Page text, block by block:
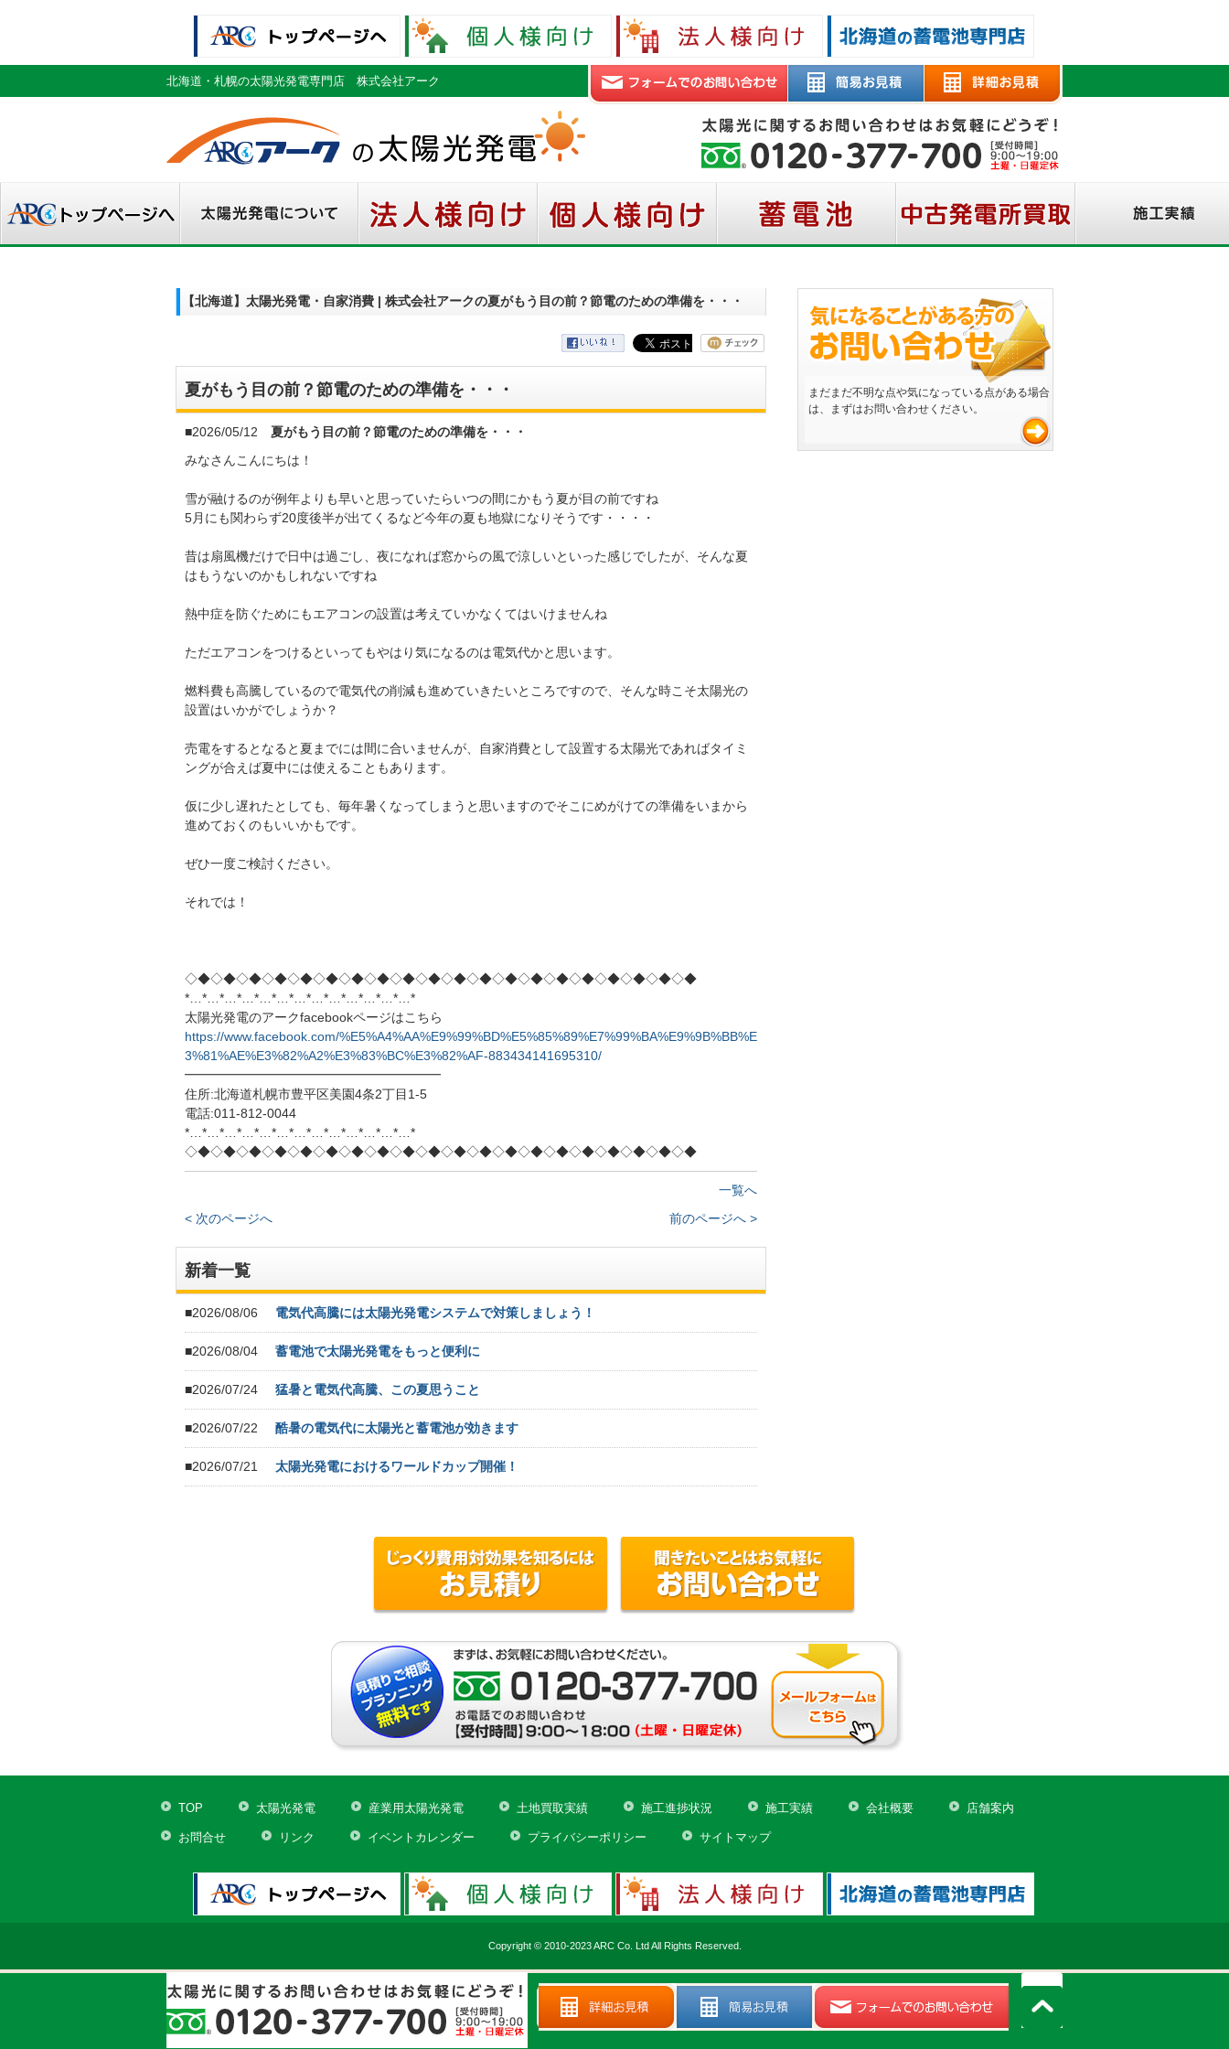
北海道・札幌の太陽光発電専門店 株式会社アーク
【北海道】太陽光発電・自家消費 | 株式会社アークの夏がもう目の前？節電のための準備を・・・
夏がもう目の前？節電のための準備を・・・
■2026/05/12
夏がもう目の前？節電のための準備を・・・
みなさんこんにちは！
雪が融けるのが例年よりも早いと思っていたらいつの間にかもう夏が目の前ですね
5月にも関わらず20度後半が出てくるなど今年の夏も地獄になりそうです・・・・
昔は扇風機だけで日中は過ごし、夜になれば窓からの風で涼しいといった感じでしたが、そんな夏
はもうないのかもしれないですね
熱中症を防ぐためにもエアコンの設置は考えていかなくてはいけませんね
ただエアコンをつけるといってもやはり気になるのは電気代かと思います。
燃料費も高騰しているので電気代の削減も進めていきたいところですので、そんな時こそ太陽光の
設置はいかがでしょうか？
売電をするとなると夏までには間に合いませんが、自家消費として設置する太陽光であればタイミ
ングが合えば夏中には使えることもあります。
仮に少し遅れたとしても、毎年暑くなってしまうと思いますのでそこにめがけての準備をいまから
進めておくのもいいかもです。
ぜひ一度ご検討ください。
それでは！
◇◆◇◆◇◆◇◆◇◆◇◆◇◆◇◆◇◆◇◆◇◆◇◆◇◆◇◆◇◆◇◆◇◆◇◆◇◆◇◆
*…*…*…*…*…*…*…*…*…*…*…*…*…*
太陽光発電のアークfacebookページはこちら
https://www.facebook.com/%E5%A4%AA%E9%99%BD%E5%85%89%E7%99%BA%E9%9B%BB%E
3%81%AE%E3%82%A2%E3%83%BC%E3%82%AF-883434141695310/
━━━━━━━━━━━━━━━━━━━━
住所:北海道札幌市豊平区美園4条2丁目1-5
電話:011-812-0044
*…*…*…*…*…*…*…*…*…*…*…*…*…*
◇◆◇◆◇◆◇◆◇◆◇◆◇◆◇◆◇◆◇◆◇◆◇◆◇◆◇◆◇◆◇◆◇◆◇◆◇◆◇◆
一覧へ
< 次のページへ
前のページへ >
新着一覧
■2026/08/06 電気代高騰には太陽光発電システムで対策しましょう！
■2026/08/04 蓄電池で太陽光発電をもっと便利に
■2026/07/24 猛暑と電気代高騰、この夏思うこと
■2026/07/22 酷暑の電気代に太陽光と蓄電池が効きます
■2026/07/21 太陽光発電におけるワールドカップ開催！
まだまだ不明な点や気になっている点がある場合
は、まずはお問い合わせください。
TOP 太陽光発電 産業用太陽光発電 土地買取実績 施工進捗状況 施工実績 会社概要 店舗案内
お問合せ リンク イベントカレンダー プライバシーポリシー サイトマップ
Copyright © 2010-2023 ARC Co. Ltd All Rights Reserved.